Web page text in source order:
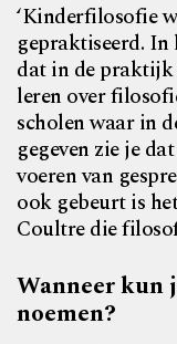
‘Kinderfilosofie
gepraktiseerd.
dat in de
leren over
scholen waar in
gegeven zie je
voeren van
ook gebeurt is
Coultre die
Wanneer kun
noemen?